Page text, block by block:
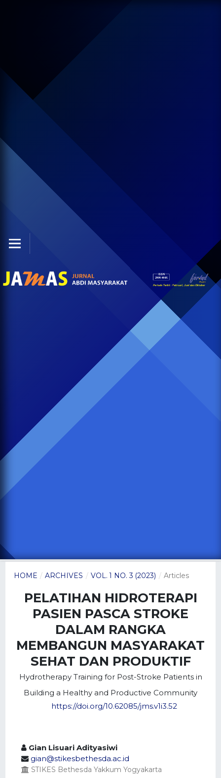
HOME / ARCHIVES / VOL. 1 NO. 3 (2023) / Articles
PELATIHAN HIDROTERAPI
PASIEN PASCA STROKE
DALAM RANGKA
MEMBANGUN MASYARAKAT
SEHAT DAN PRODUKTIF
Hydrotherapy Training for Post-Stroke Patients in
Building a Healthy and Productive Community
https://doi.org/10.62085/jms.v1i3.52
Gian Lisuari Adityasiwi
gian@stikesbethesda.ac.id
STIKES Bethesda Yakkum Yogyakarta